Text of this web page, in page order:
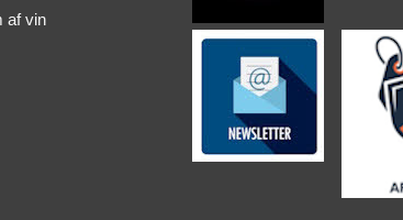
af vin